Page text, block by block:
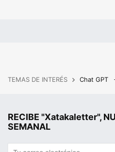
TEMAS DE INTERÉS Chat GPT
RECIBE "Xatakaletter",
SEMANAL